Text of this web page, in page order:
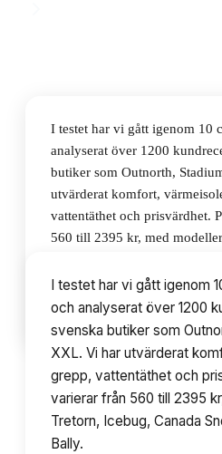
I testet har vi gått igenom 10
analyserat över 1200
butiker som Outnorth,
utvärderat komfort,
vattentäthet och prisvärdhet.
560 till 2395 kr, med
Innehållsförteckning
I testet har vi gått igenom
och analyserat över 1200
svenska butiker som
XXL. Vi har utvärderat
grepp, vattentäthet och
varierar från 560 till 2395
Tretorn, Icebug, Canada
Bally.